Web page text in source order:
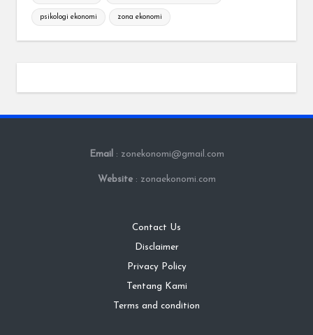
psikologi ekonomi zona ekonomi
Email : zonekonomi@gmail.com
Website : zonaekonomi.com
Contact Us
Disclaimer
Privacy Policy
Tentang Kami
Terms and condition